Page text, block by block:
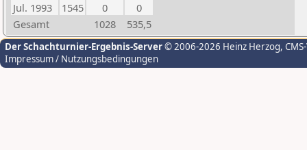
Jul. 1993
1545 0
0
Gesamt
1028 535,5
Der Schachturnier-Ergebnis-Server© 2006-2026 Heinz Herzog,
Impressum / Nutzungsbedingungen